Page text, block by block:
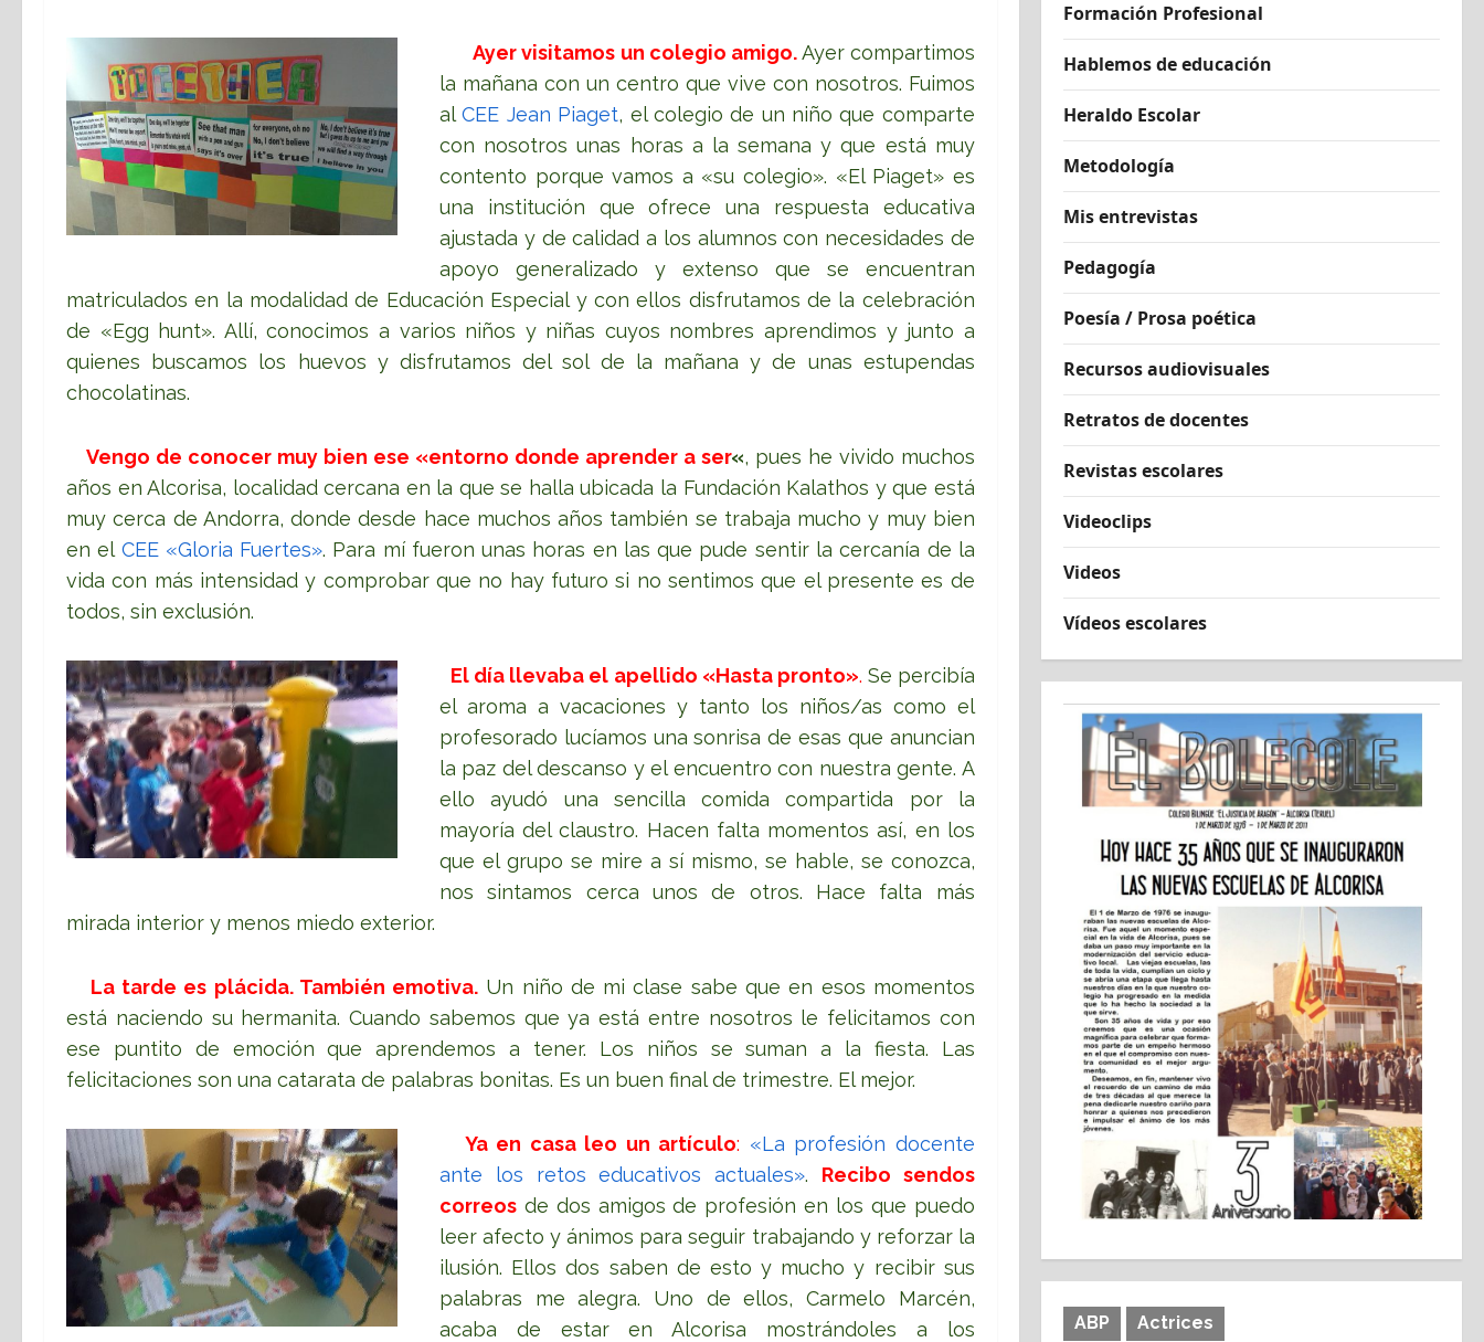
Ayer visitamos un colegio amigo.Ayer compartimos
la mañana con un centro que vive con nosotros. Fuimos
alCEE Jean Piaget, el colegio de un niño que comparte
con nosotros unas horas a la semana y que está muy
contento porque vamos a «su colegio». «El Piaget» es
una institución que ofrece una respuesta educativa
ajustada y de calidad a los alumnos con necesidades de
apoyo generalizado y extenso que se encuentran
matriculados en la modalidad de Educación Especial y con ellos disfrutamos de la celebración
de «Egg hunt». Allí, conocimos a varios niños y niñas cuyos nombres aprendimos y junto a
quienes buscamos los huevos y disfrutamos del sol de la mañana y de unas estupendas
chocolatinas.
Vengo de conocer muy bien ese «entorno donde aprender a ser«, pues he vivido muchos
años en Alcorisa, localidad cercana en la que se halla ubicada la Fundación Kalathos y que está
muy cerca de Andorra, donde desde hace muchos años también se trabaja mucho y muy bien
en el CEE «Gloria Fuertes». Para mí fueron unas horas en las que pude sentir la cercanía de la
vida con más intensidad y comprobar que no hay futuro si no sentimos que el presente es de
todos, sin exclusión.
El día llevaba el apellido «Hasta pronto». Se percibía
el aroma a vacaciones y tanto los niños/as como el
profesorado lucíamos una sonrisa de esas que anuncian
la paz del descanso y el encuentro con nuestra gente. A
ello ayudó una sencilla comida compartida por la
mayoría del claustro. Hacen falta momentos así, en los
que el grupo se mire a sí mismo, se hable, se conozca,
nos sintamos cerca unos de otros. Hace falta más
mirada interior y menos miedo exterior.
La tarde es plácida. También emotiva. Un niño de mi clase sabe que en esos momentos
está naciendo su hermanita. Cuando sabemos que ya está entre nosotros le felicitamos con
ese puntito de emoción que aprendemos a tener. Los niños se suman a la fiesta. Las
felicitaciones son una catarata de palabras bonitas. Es un buen final de trimestre. El mejor.
Ya en casa leo un artículo: «La profesión docente
ante los retos educativos actuales». Recibo sendos
correos de dos amigos de profesión en los que puedo
leer afecto y ánimos para seguir trabajando y reforzar la
ilusión. Ellos dos saben de esto y mucho y recibir sus
palabras me alegra. Uno de ellos, Carmelo Marcén,
acaba de estar en Alcorisa mostrándoles a los
Formación Profesional
Hablemos de educación
Heraldo Escolar
Metodología
Mis entrevistas
Pedagogía
Poesía / Prosa poética
Recursos audiovisuales
Retratos de docentes
Revistas escolares
Videoclips
Videos
Vídeos escolares
ABP
Actrices